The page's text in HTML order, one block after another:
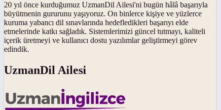
20 yıl önce kurduğumuz UzmanDil Ailesi'ni bugün hâlâ başarıyla
büyütmenin gururunu yaşıyoruz. On binlerce kişiye ve yüzlerce
kuruma yabancı dil sınavlarında hedefledikleri başarıyı elde
etmelerinde katkı sağladık. Sistemlerimizi güncel tutmayı, kaliteli
içerik üretmeyi ve kullanıcı dostu yazılımlar geliştirmeyi görev
edindik.
UzmanDil Ailesi